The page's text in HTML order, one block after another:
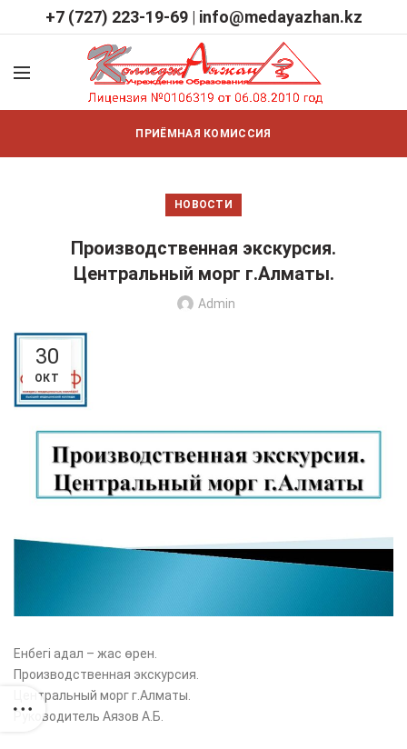
+7 (727) 223-19-69| info@medayazhan.kz
ПРИЁМНАЯ КОМИССИЯ
НОВОСТИ
Производственная экскурсия.
Центральный морг г.Алматы.
Admin
30
ОКТ
Енбегі адал – жас өрен.
Производственная экскурсия.
Центральный морг г.Алматы.
Руководитель Аязов А.Б.